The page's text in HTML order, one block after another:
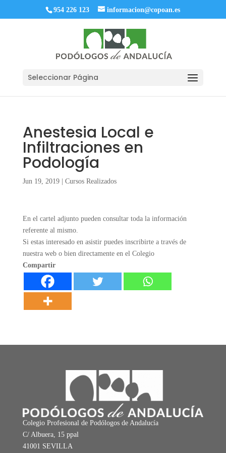
954 226 123 informacion@copoan.es
Seleccionar Página
Anestesia Local e
Infiltraciones en
Podología
Jun 19, 2019| Cursos Realizados
En el cartel adjunto pueden consultar toda la información
referente al mismo.
Si estas interesado en asistir puedes inscribirte a través de
nuestra web o bien directamente en el Colegio
Compartir
Colegio Profesional de Podólogos de Andalucía
C/ Albuera, 15 ppal
41001 SEVILLA